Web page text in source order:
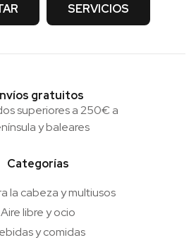
SERVICIOS
gratuitos
superiores a 250€ a
y baleares
Categorías
la cabeza y multiusos
Aire libre y ocio
y comidas